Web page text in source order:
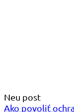
Neu post
Ako povoliť